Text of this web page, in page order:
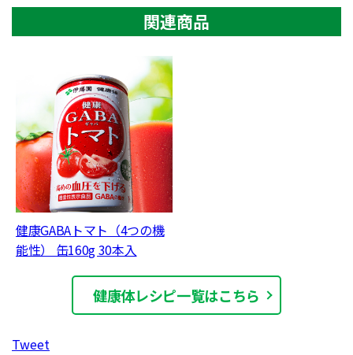
関連商品
健康GABAトマト（4つの機
能性） 缶160g 30本入
健康体レシピ一覧はこちら
Tweet